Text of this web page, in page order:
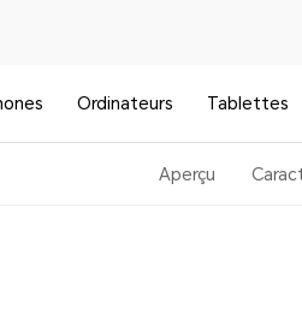
Ordinateurs Tablettes
Aperçu